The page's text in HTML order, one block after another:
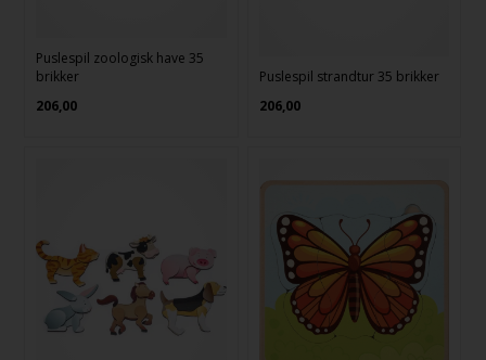
Puslespil zoologisk have 35
brikker
206,00
Puslespil strandtur 35 brikker
206,00